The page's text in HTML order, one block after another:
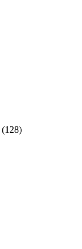
(128)